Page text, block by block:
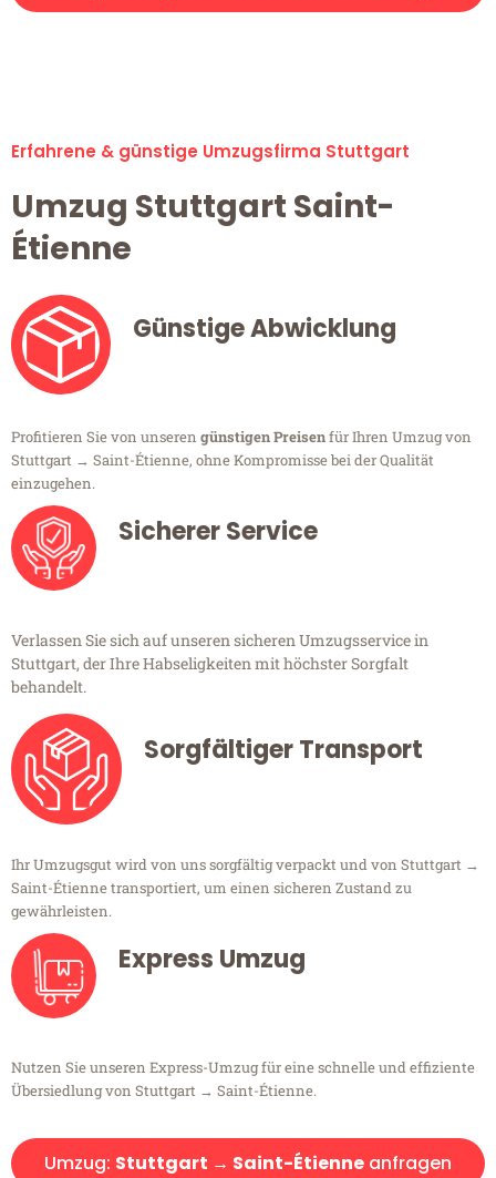
Erfahrene & günstige Umzugsfirma Stuttgart
Umzug Stuttgart Saint-
Étienne
Günstige Abwicklung
Profitieren Sie von unseren günstigen Preisenfür Ihren Umzug von
Stuttgart → Saint-Étienne, ohne Kompromisse bei der Qualität
einzugehen.
Sicherer Service
Verlassen Sie sich auf unseren sicheren Umzugsservice in
Stuttgart, der Ihre Habseligkeiten mit höchster Sorgfalt
behandelt.
Sorgfältiger Transport
Ihr Umzugsgut wird von uns sorgfältig verpackt und von Stuttgart →
Saint-Étienne transportiert, um einen sicheren Zustand zu
gewährleisten.
Express Umzug
Nutzen Sie unseren Express-Umzug für eine schnelle und effiziente
Übersiedlung von Stuttgart → Saint-Étienne.
Umzug: Stuttgart → Saint-Étienne anfragen